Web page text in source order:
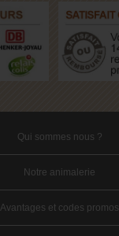
Qui sommes nous ?
Notre animalerie
Avantages et codes promos